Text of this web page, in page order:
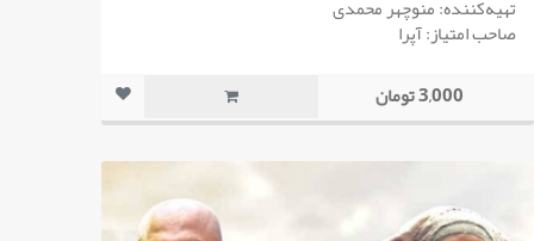
تهیه‌کننده: منوچهر محمدی
صاحب امتیاز: آپرا
3,000 تومان